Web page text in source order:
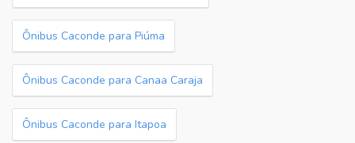
Ônibus Caconde para Piúma
Ônibus Caconde para Canaa Caraja
Ônibus Caconde para Itapoa